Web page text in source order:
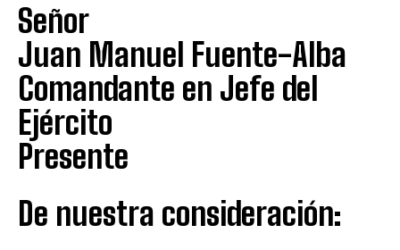
Señor
Juan Manuel Fuente-Alba
Comandante en Jefe del
Ejército
Presente
De nuestra consideración: